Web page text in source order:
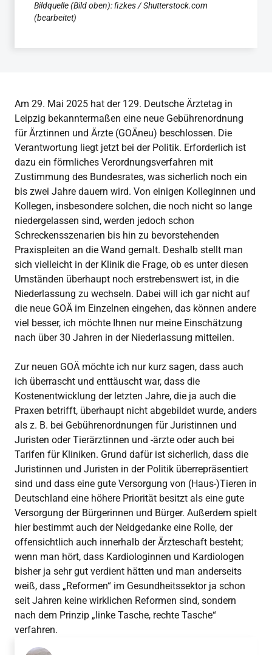
Bildquelle (Bild oben): fizkes / Shutterstock.com
(bearbeitet)
Am 29. Mai 2025 hat der 129. Deutsche Ärztetag in
Leipzig bekanntermaßen eine neue Gebührenordnung
für Ärztinnen und Ärzte (GOÄneu) beschlossen. Die
Verantwortung liegt jetzt bei der Politik. Erforderlich ist
dazu ein förmliches Verordnungsverfahren mit
Zustimmung des Bundesrates, was sicherlich noch ein
bis zwei Jahre dauern wird. Von einigen Kolleginnen und
Kollegen, insbesondere solchen, die noch nicht so lange
niedergelassen sind, werden jedoch schon
Schreckensszenarien bis hin zu bevorstehenden
Praxispleiten an die Wand gemalt. Deshalb stellt man
sich vielleicht in der Klinik die Frage, ob es unter diesen
Umständen überhaupt noch erstrebenswert ist, in die
Niederlassung zu wechseln. Dabei will ich gar nicht auf
die neue GOÄ im Einzelnen eingehen, das können andere
viel besser, ich möchte Ihnen nur meine Einschätzung
nach über 30 Jahren in der Niederlassung mitteilen.
Zur neuen GOÄ möchte ich nur kurz sagen, dass auch
ich überrascht und enttäuscht war, dass die
Kostenentwicklung der letzten Jahre, die ja auch die
Praxen betrifft, überhaupt nicht abgebildet wurde, anders
als z. B. bei Gebührenordnungen für Juristinnen und
Juristen oder Tierärztinnen und -ärzte oder auch bei
Tarifen für Kliniken. Grund dafür ist sicherlich, dass die
Juristinnen und Juristen in der Politik überrepräsentiert
sind und dass eine gute Versorgung von (Haus-)Tieren in
Deutschland eine höhere Priorität besitzt als eine gute
Versorgung der Bürgerinnen und Bürger. Außerdem spielt
hier bestimmt auch der Neidgedanke eine Rolle, der
offensichtlich auch innerhalb der Ärzteschaft besteht;
wenn man hört, dass Kardiologinnen und Kardiologen
bisher ja sehr gut verdient hätten und man anderseits
weiß, dass „Reformen“ im Gesundheitssektor ja schon
seit Jahren keine wirklichen Reformen sind, sondern
nach dem Prinzip „linke Tasche, rechte Tasche“
verfahren.